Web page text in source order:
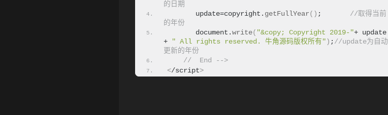
的日期
       update=copyright.
getFullYear () ; //取得当前
的年份
       document.
write( "&copy; Copyright 2019-"+ update
+
" All rights reserved. 牛角源码版权所有" ) ; //update为自动
更新的年份
//  End -->
</script>